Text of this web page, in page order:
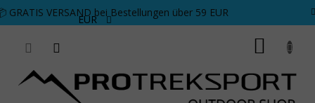
Zum Inhalt springen
GRATIS VERSAND bei Bestellungen über 59 EUR
EUR